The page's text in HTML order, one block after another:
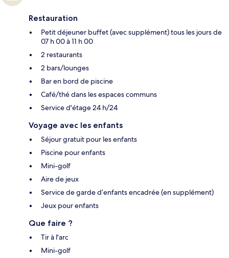
Restauration
Petit déjeuner buffet (avec supplément) tous les jours de
07 h 00 à 11 h 00
2 restaurants
2 bars/lounges
Bar en bord de piscine
Café/thé dans les espaces communs
Service d'étage 24 h/24
Voyage avec les enfants
Séjour gratuit pour les enfants
Piscine pour enfants
Mini-golf
Aire de jeux
Service de garde d’enfants encadrée (en supplément)
Jeux pour enfants
Que faire ?
Tir à l'arc
Mini-golf